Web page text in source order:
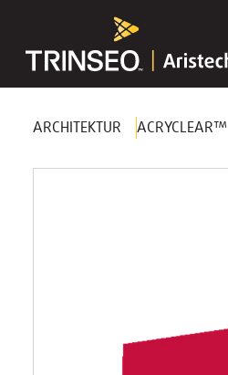
ARCHITEKTUR ACRYCLEAR™